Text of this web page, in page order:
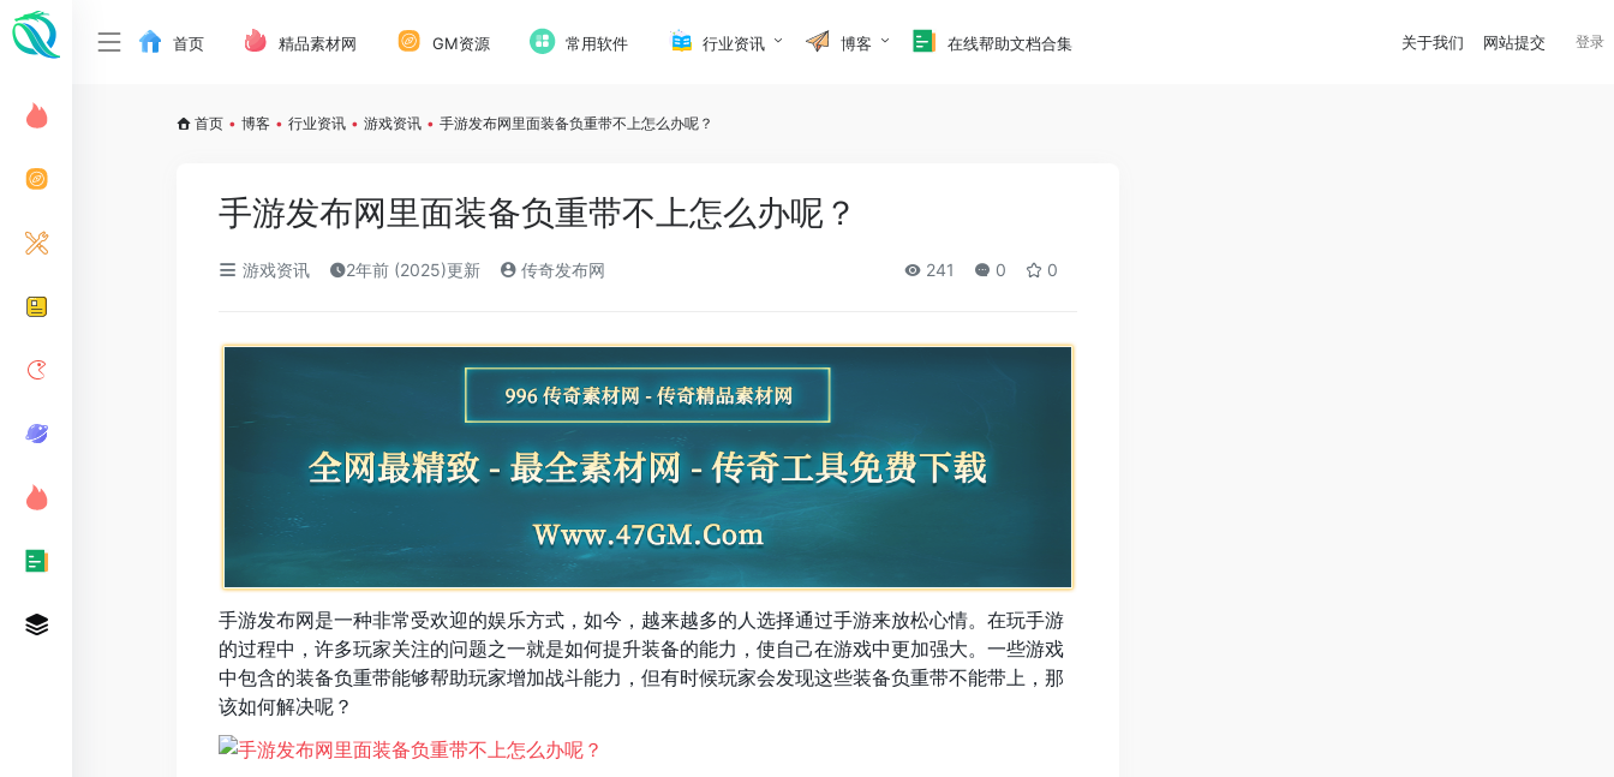
首页 精品素材网 GM资源 常用软件 行业资讯 博客 在线帮助文档合集 关于我们 网站提交 登录
首页 • 博客 • 行业资讯 • 游戏资讯 • 手游发布网里面装备负重带不上怎么办呢？
手游发布网里面装备负重带不上怎么办呢？
游戏资讯 2年前 (2025)更新 传奇发布网 241 0 0
手游发布网是一种非常受欢迎的娱乐方式，如今，越来越多的人选择通过手游来放松心情。在玩手游
的过程中，许多玩家关注的问题之一就是如何提升装备的能力，使自己在游戏中更加强大。一些游戏
中包含的装备负重带能够帮助玩家增加战斗能力，但有时候玩家会发现这些装备负重带不能带上，那
该如何解决呢？